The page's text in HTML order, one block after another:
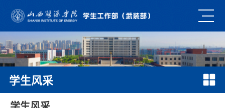
学生风采